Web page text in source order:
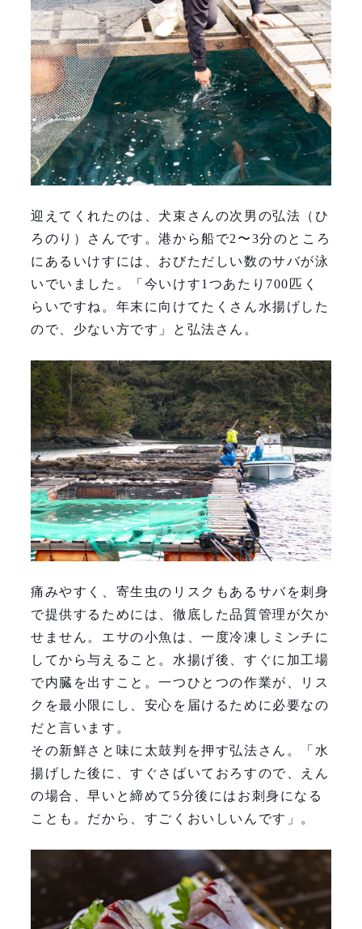
迎えてくれたのは、犬束さんの次男の弘法（ひ
ろのり）さんです。港から船で2〜3分のところ
にあるいけすには、おびただしい数のサバが泳
いでいました。「今いけす1つあたり700匹く
らいですね。年末に向けてたくさん水揚げした
ので、少ない方です」と弘法さん。
痛みやすく、寄生虫のリスクもあるサバを刺身
で提供するためには、徹底した品質管理が欠か
せません。エサの小魚は、一度冷凍しミンチに
してから与えること。水揚げ後、すぐに加工場
で内臓を出すこと。一つひとつの作業が、リス
クを最小限にし、安心を届けるために必要なの
だと言います。
その新鮮さと味に太鼓判を押す弘法さん。「水
揚げした後に、すぐさばいておろすので、えん
の場合、早いと締めて5分後にはお刺身になる
ことも。だから、すごくおいしいんです」。